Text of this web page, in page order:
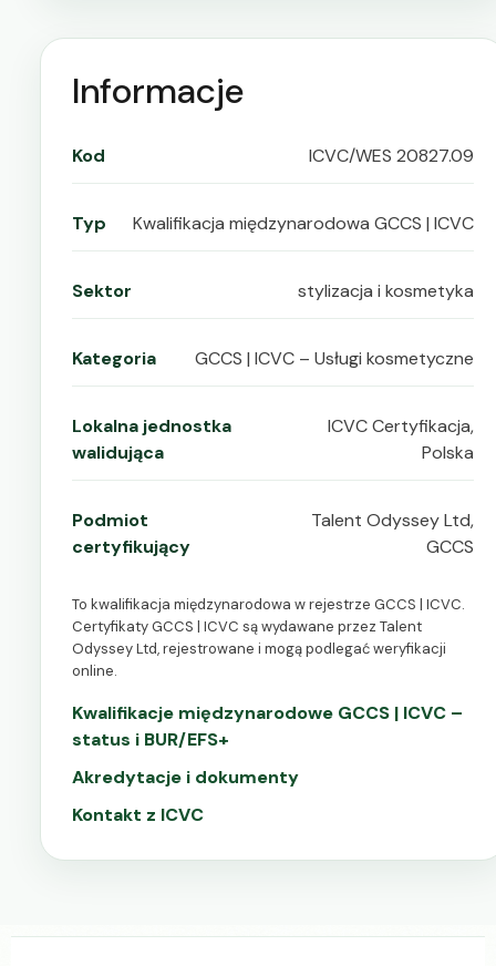
Informacje
Kod ICVC/WES 20827.09
Typ Kwalifikacja międzynarodowa GCCS | ICVC
Sektor stylizacja i kosmetyka
Kategoria GCCS | ICVC – Usługi kosmetyczne
Lokalna jednostka
walidująca
ICVC Certyfikacja,
Polska
Podmiot
certyfikujący
Talent Odyssey Ltd,
GCCS
To kwalifikacja międzynarodowa w rejestrze GCCS | ICVC.
Certyfikaty GCCS | ICVC są wydawane przez Talent
Odyssey Ltd, rejestrowane i mogą podlegać weryfikacji
online.
Kwalifikacje międzynarodowe GCCS | ICVC –
status i BUR/EFS+
Akredytacje i dokumenty
Kontakt z ICVC